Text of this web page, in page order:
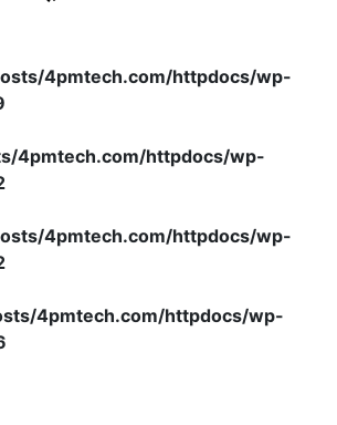
4pmtech.com/httpdocs/wp-
4pmtech.com/httpdocs/wp-
4pmtech.com/httpdocs/wp-
4pmtech.com/httpdocs/wp-